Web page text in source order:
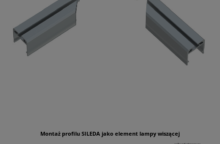
Montaż profilu SILEDA jako element lampy wiszącej